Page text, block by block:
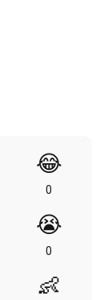
😂
0
😭
0
👶